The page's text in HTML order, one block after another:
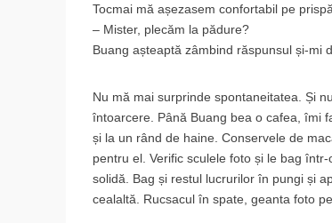
Tocmai mă așezasem confortabil pe
– Mister, plecăm la pădure?
Buang așteaptă zâmbind răspunsul și-mi
Nu mă mai surprinde spontaneitatea. Și
întoarcere. Până Buang bea o cafea, îmi
și la un rând de haine. Conservele de
pentru el. Verific sculele foto și le bag
solidă. Bag și restul lucrurilor în pungi și
cealaltă. Rucsacul în spate, geanta foto